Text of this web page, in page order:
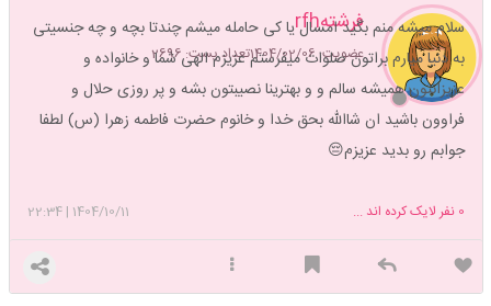
فرشتهrfh
عضویت: 1404/02/06 تعداد پست: 2696
سلام میشه منم بگید امسال یا کی حامله میشم چندتا بچه و چه جنسیتی
به دنیا میارم براتون صلوات میفرستم عزیزم الهی شما و خانواده و
عزیزانتون همیشه سالم و و بهترینا نصیبتون بشه و پر روزی حلال و
فراوون باشید ان شاالله بحق خدا و خانوم حضرت فاطمه زهرا (س) لطفا
جوابم رو بدید عزیزم😔
1404/10/11
|
22:34 0 نفر لایک کرده اند ...